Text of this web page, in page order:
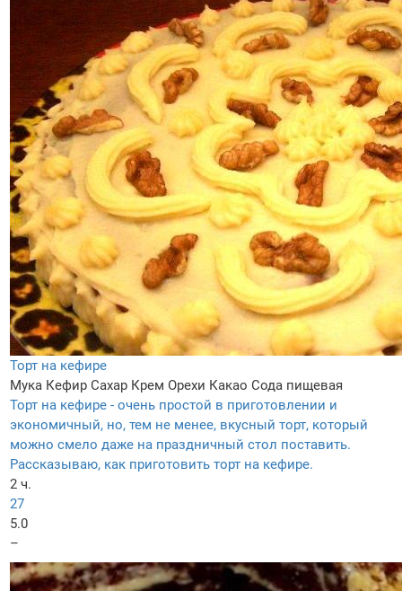
Торт на кефире
Мука Кефир Сахар Крем Орехи Какао Сода пищевая
Торт на кефире - очень простой в приготовлении и
экономичный, но, тем не менее, вкусный торт, который
можно смело даже на праздничный стол поставить.
Рассказываю, как приготовить торт на кефире.
2 ч.
27
5.0
–